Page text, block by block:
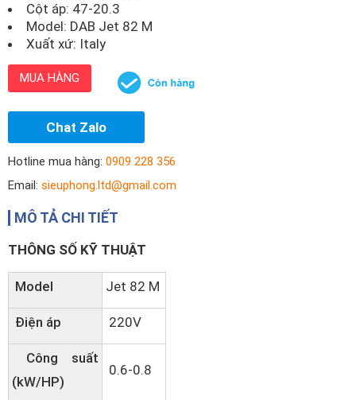
Cột áp: 47-20.3
Model: DAB Jet 82 M
Xuất xứ: Italy
MUA HÀNG
Chat Zalo
Hotline mua hàng: 0909 228 356
Email: sieuphong.ltd@gmail.com
MÔ TẢ CHI TIẾT
THÔNG SỐ KỸ THUẬT
Model Jet 82 M
Điện áp 220V
Công suất
(kW/HP)
0.6-0.8